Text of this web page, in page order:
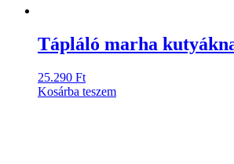
Tápláló marha
25.290 Ft
Kosárba teszem